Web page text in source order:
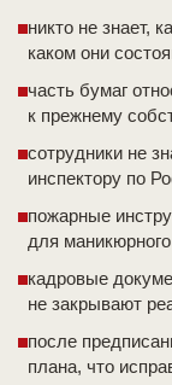
никто не знает,
каком они
часть бумаг
к прежнему
сотрудники не
инспектору по
пожарные
для
кадровые
не закрывают
после
плана, что